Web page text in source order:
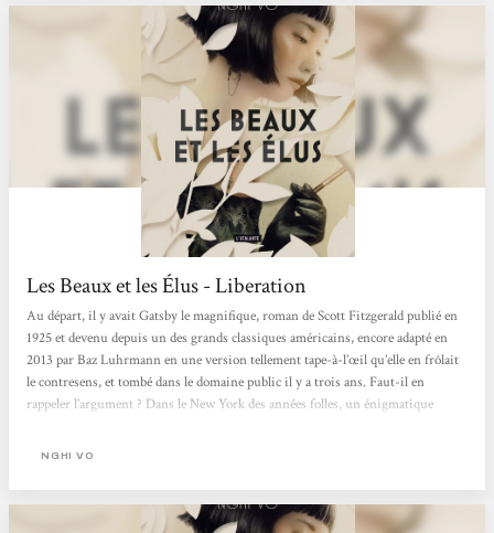
Les Beaux et les Élus - Liberation
Au départ, il y avait Gatsby le magnifique, roman de Scott Fitzgerald publié en
1925 et devenu depuis un des grands classiques américains, encore adapté en
2013 par Baz Luhrmann en une version tellement tape-à-l’œil qu’elle en frôlait
le contresens, et tombé dans le domaine public il y a trois ans. Faut-il en
rappeler l’argument ? Dans le New York des années folles, un énigmatique
des foules d’interrogation. C’est au cours d’une de ces fêtes qu’il va tomber
NGHI VO